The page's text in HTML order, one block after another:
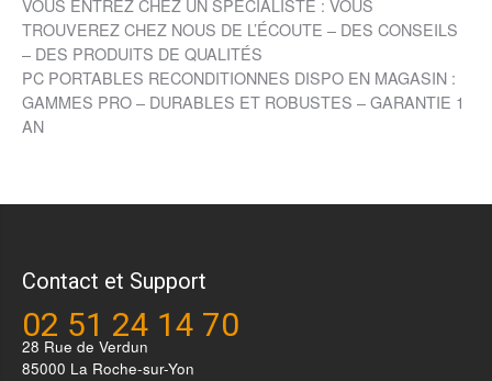
VOUS ENTREZ CHEZ UN SPÉCIALISTE : VOUS
TROUVEREZ CHEZ NOUS DE L’ÉCOUTE – DES CONSEILS
– DES PRODUITS DE QUALITÉS
PC PORTABLES RECONDITIONNES DISPO EN MAGASIN :
GAMMES PRO – DURABLES ET ROBUSTES – GARANTIE 1
AN
Contact et Support
02 51 24 14 70
28 Rue de Verdun
85000 La Roche-sur-Yon